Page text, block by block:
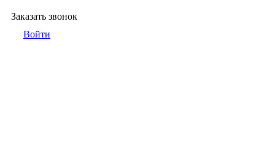
Заказать звонок
Войти